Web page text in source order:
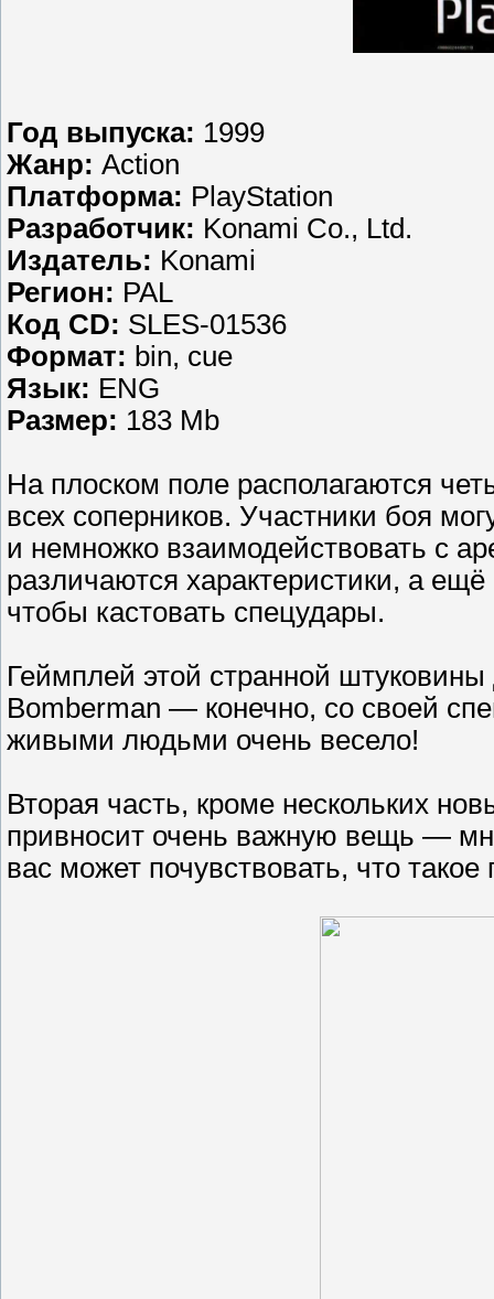
Год выпуска: 1999
Жанр: Action
Платформа: PlayStation
Разработчик: Konami Co., Ltd.
Издатель: Konami
Регион: PAL
Код CD: SLES-01536
Формат: bin, cue
Язык: ENG
Размер: 183 Mb
На плоском поле располагаются
всех соперников. Участники боя
и немножко взаимодействовать с
различаются характеристики, а
чтобы кастовать спецудары.
Геймплей этой странной
Bomberman — конечно, со своей
живыми людьми очень весело!
Вторая часть, кроме нескольких
привносит очень важную вещь —
вас может почувствовать, что